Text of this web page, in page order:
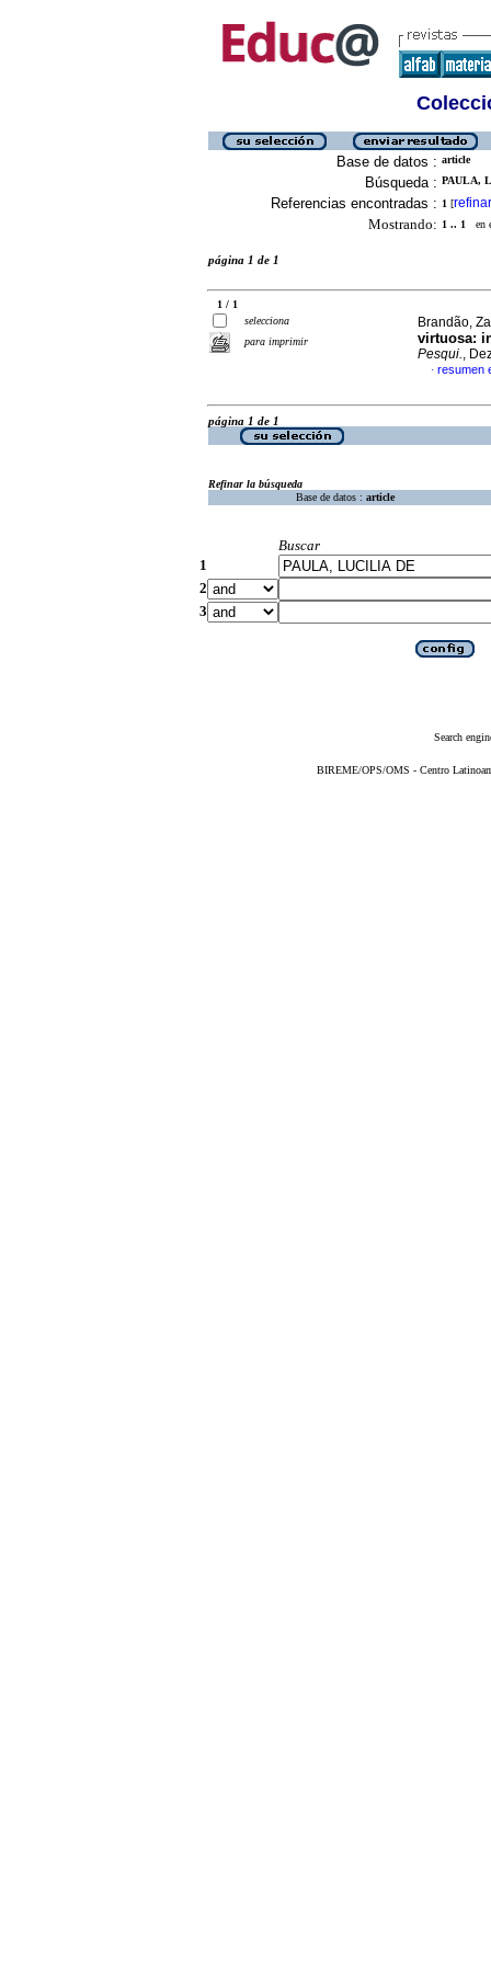
Base de datos : article
Búsqueda : PAULA,
Referencias encontradas : 1 [refinar
Mostrando: 1 .. 1 en
página 1 de 1
1 / 1
selecciona
para imprimir
Brandão,
virtuosa:
Pesqui.,
· resumen
página 1 de 1
Refinar la búsqueda
Base de datos : article
Buscar
1
2
3
Search
BIREME/OPS/OMS - Centro